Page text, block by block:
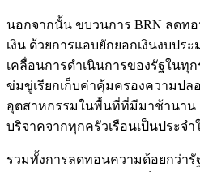
นอกจากนั้น ขบวนการ BRN ลดท
เงิน ด้วยการแอบยักยอกเงินงบป
เคลื่อนการดำเนินการของรัฐในทุ
ข่มขู่เรียกเก็บค่าคุ้มครองความปล
อุตสาหกรรมในพื้นที่ที่มีมาช้านาน
บริจาคจากทุกครัวเรือนเป็นประจ
รวมทั้งการลดทอนความด้อยกว่า